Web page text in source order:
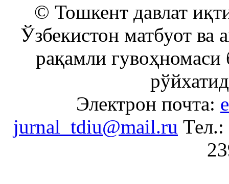
© Тошкент давлат
Ўзбекистон матбуот ва
рақамли
Электрон почта:
jurnal_tdiu@mail.ru